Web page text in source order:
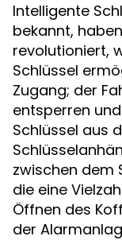
Intelligente
bekannt,
revolutioniert,
Schlüssel
Zugang; der
entsperren
Schlüssel aus
zwischen dem
die eine
Öffnen des
der